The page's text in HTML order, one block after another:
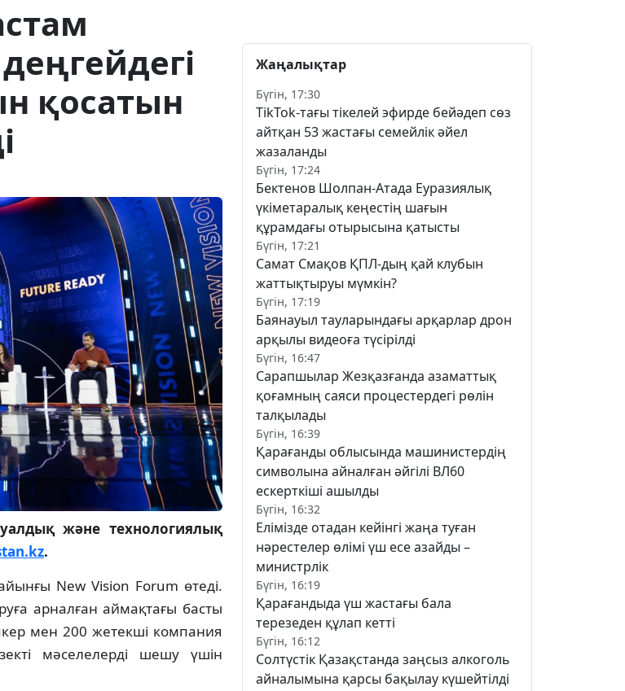
қосатын
және технологиялық
.
New Vision Forum өтеді.
арналған аймақтағы басты
мен 200 жетекші компания
мәселелерді шешу үшін
Жаңалықтар
Бүгін, 17:30
TikTok-тағы тікелей эфирде бейәдеп сөз
айтқан 53 жастағы семейлік әйел
жазаланды
Бүгін, 17:24
Бектенов Шолпан-Атада Еуразиялық
үкіметаралық кеңестің шағын
құрамдағы отырысына қатысты
Бүгін, 17:21
Самат Смақов ҚПЛ-дың қай клубын
жаттықтыруы мүмкін?
Бүгін, 17:19
Баянауыл тауларындағы арқарлар дрон
арқылы видеоға түсірілді
Бүгін, 16:47
Сарапшылар Жезқазғанда азаматтық
қоғамның саяси процестердегі рөлін
талқылады
Бүгін, 16:39
Қарағанды облысында машинистердің
символына айналған әйгілі ВЛ60
ескерткіші ашылды
Бүгін, 16:32
Елімізде отадан кейінгі жаңа туған
нәрестелер өлімі үш есе азайды –
министрлік
Бүгін, 16:19
Қарағандыда үш жастағы бала
терезеден құлап кетті
Бүгін, 16:12
Солтүстік Қазақстанда заңсыз алкоголь
айналымына қарсы бақылау күшейтілді